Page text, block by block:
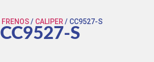
FRENOS/ CALIPER / CC9527-S
CC9527-S